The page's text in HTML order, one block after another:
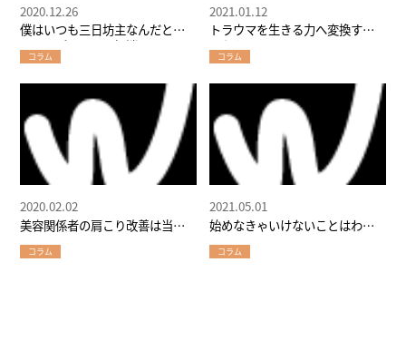
僕はいつも三日坊主なんだとい
う思いがストレス解消に。
2020.12.26
コラム
トラウマを生きる力へ変換する
人たち
2021.01.12
コラム
美容関係者の肩こり改善は当店
にお任せ！
2020.02.02
コラム
始めなきゃいけないことはわか
っているけど…の原因
2021.05.01
コラム